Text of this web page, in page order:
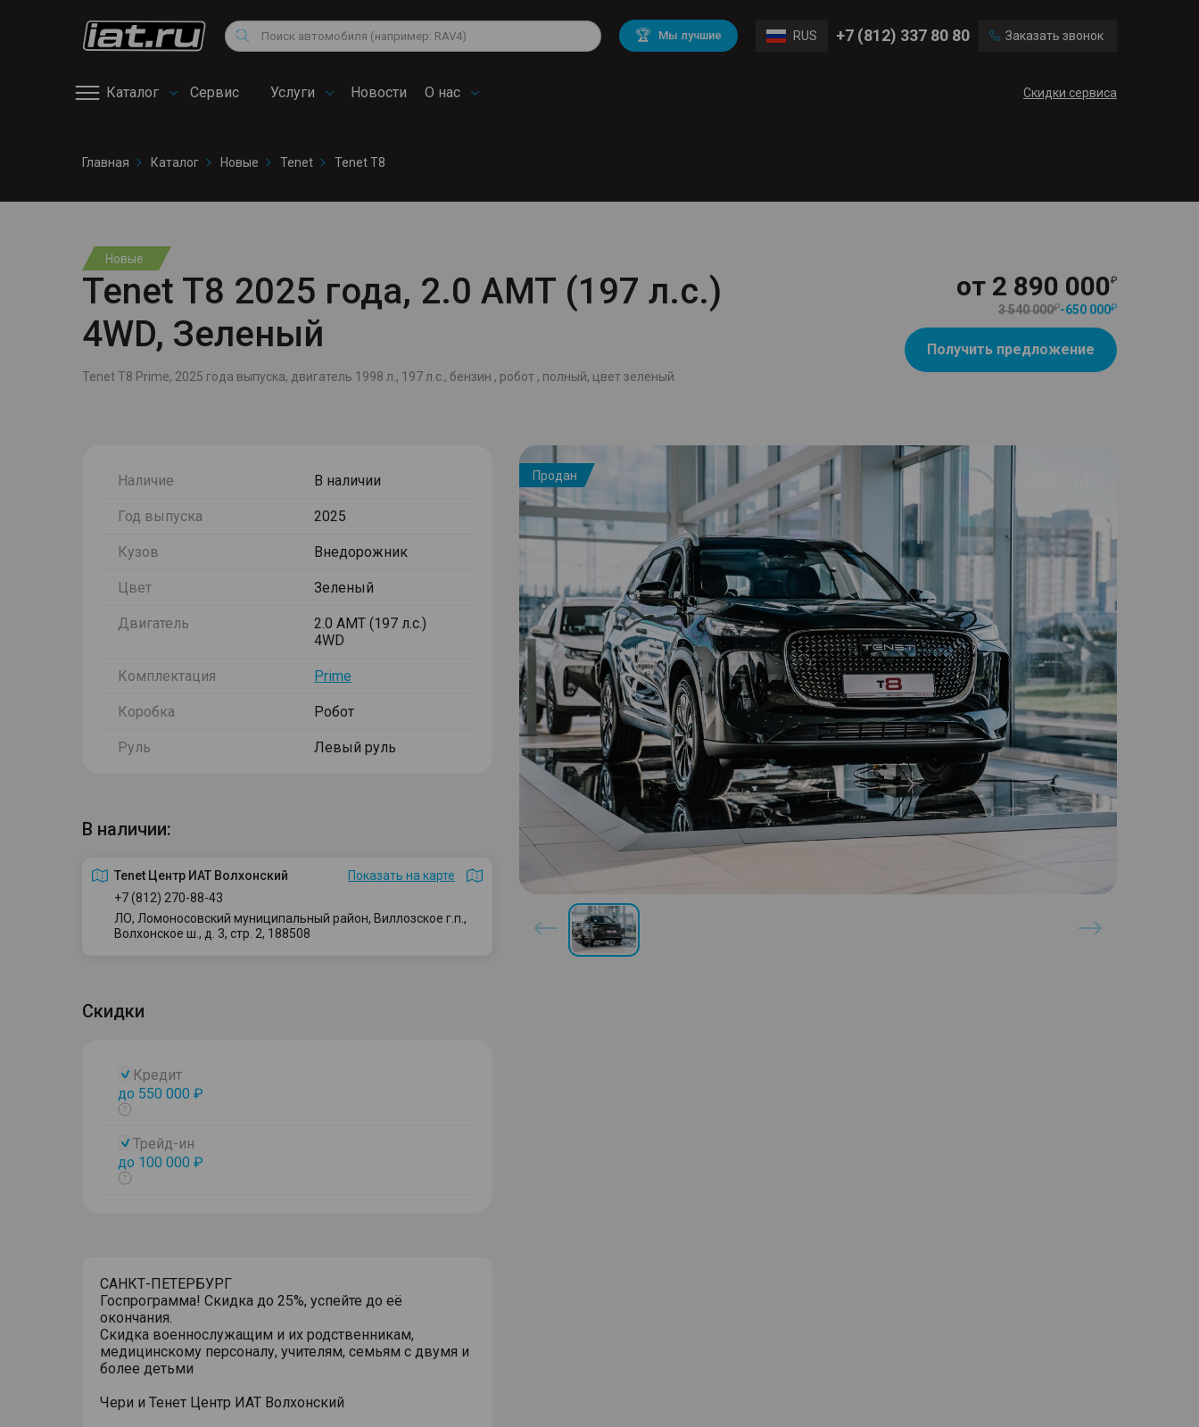
Поиск 🏆 Мы лучшие RUS +7 (812) 337 80 80 Заказать звонок
Каталог Сервис
сервис
Услуги Новости О нас Скидки сервиса
Снегоходы
Квадроциклы
Volkswagen
Mitsubishi BMW
Audi
Chevrolet Volvo
Главная Каталог Новые Tenet Tenet T8
Новые
Tenet T8 2025 года, 2.0 AMT (197 л.с.)
4WD, Зеленый
Tenet T8 Prime, 2025 года выпуска, двигатель 1998 л., 197 л.с., бензин , робот , полный, цвет зеленый
от 2 890 000
3 540 000 -650 000
Получить предложение
Наличие В наличии
Год выпуска 2025
Кузов Внедорожник
Цвет Зеленый
Двигатель
2.0 AMT (197 л.с.)
4WD
Комплектация Prime
Коробка Робот
Руль Левый руль
В наличии:
Tenet Центр ИАТ Волхонский
Показать на карте
+7 (812) 270-88-43
ЛО, Ломоносовский муниципальный район, Виллозское г.п.,
Волхонское ш., д. 3, стр. 2, 188508
Скидки
Кредит
до 550 000 ₽
Показать
Трейд-ин
до 100 000 ₽
Показать
САНКТ-ПЕТЕРБУРГ
Госпрограмма! Скидка до 25%, успейте до её
окончания.
Скидка военнослужащим и их родственникам,
медицинскому персоналу, учителям, семьям с двумя и
более детьми
Чери и Тенет Центр ИАТ Волхонский
Продан
избранное